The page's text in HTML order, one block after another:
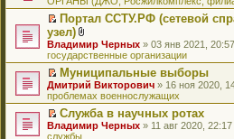
е
н
и
ю
с
о
о
б
щ
е
н
и
ю
н
н
о
м
у
с
о
о
б
щ
е
н
и
о
ч
и
т
а
н
н
о
м
у
с
о
о
у
н
е
п
р
о
ч
и
т
а
н
н
о
е
р
в
о
м
у
н
е
п
р
о
ч
и
и
к
п
е
р
в
о
м
у
н
е
п
р
й
т
и
к
п
е
р
в
о
м
П
е
р
е
й
т
и
к
п
е
р
Портал ССТУ.РФ (сетевой
узел)
В
л
о
ж
е
н
и
я
Владимир Черных » 03 янв 2021,
государственные организации
П
е
р
е
й
т
Муниципальные выборы
Дмитрий Викторович » 16 ноя 2020,
проблемах военнослужащих
П
е
Служба в научных ротах
Владимир Черных » 11 авг 2020,
службы